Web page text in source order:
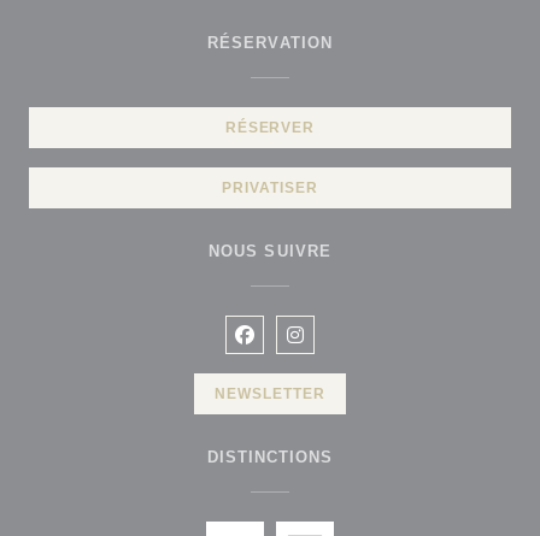
RÉSERVATION
RÉSERVER
PRIVATISER
NOUS SUIVRE
Facebook ((ouvre une nouvelle
Instagram ((ouvre une
NEWSLETTER
DISTINCTIONS